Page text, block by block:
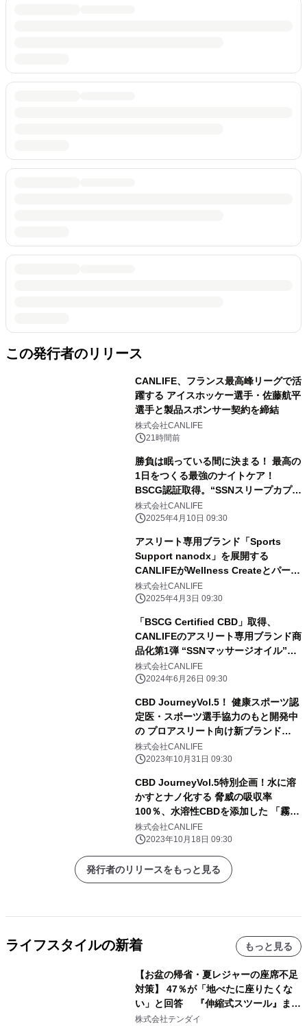
この発行者のリリース
CANLIFE、フランス最高峰リーグで活
躍する アイスホッケー選手・佐藤航平
選手と製品スポンサー契約を締結
株式会社CANLIFE
21時間前
勝負は眠っている間に決まる！ 最高の
1日をつくる最強のナイトケア！
BSCG認証取得。“SSNスリープカプセ
ル”ついに発売！
株式会社CANLIFE
2025年4月10日 09:30
アスリート専用ブランド「Sports
Support nanodx」を展開する
CANLIFEがWellness Createとパート
ナーシップ契約を締結
株式会社CANLIFE
2025年4月3日 09:30
「BSCG Certified CBD」取得、
CANLIFEのアスリート専用ブランド商
品化第1弾 “SSNマッサージオイル”が
6月26日発売
株式会社CANLIFE
2024年6月26日 09:30
CBD JourneyVol.5！ 健康スポーツ認
定医・スポーツ選手協力のもと開発中
の プロアスリート向け新ブランド
「Sports Support nanodx」特別企
画！
株式会社CANLIFE
2023年10月31日 09:30
CBD JourneyVol.5特別企画！水に溶
かすとナノ化する 脅威の吸収率
100％、水溶性CBDを添加した 「霧島
CBDシリカ水」を先着300名様に試
飲！
株式会社CANLIFE
2023年10月18日 09:30
発行者のリリースをもっと見る
ライフスタイルの新着 もっと見る
【お盆の帰省・夏レジャーの座席不足
対策】 47％が「地べたに座りたくな
い」と回答 『伸縮式スツール』まと
め買いキャンペーンを8/6開始
株式会社テンダイ